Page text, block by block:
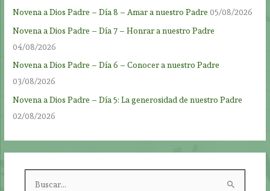
Novena a Dios Padre – Día 8 – Amar a nuestro Padre 05/08/2026
Novena a Dios Padre – Día 7 – Honrar a nuestro Padre
04/08/2026
Novena a Dios Padre – Día 6 – Conocer a nuestro Padre
03/08/2026
Novena a Dios Padre – Día 5: La generosidad de nuestro Padre
02/08/2026